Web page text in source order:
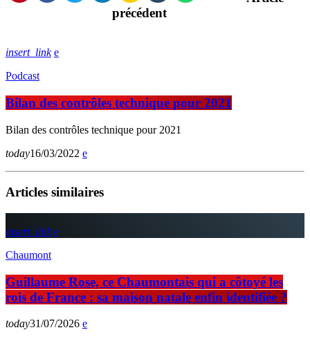
précédent
insert_link
Podcast
Bilan des contrôles technique pour 2021
Bilan des contrôles technique pour 2021
today16/03/2022
Articles similaires
insert_link
Chaumont
Guillaume Rose, ce Chaumontais qui a côtoyé les
rois de France : sa maison natale enfin identifiée ?
today31/07/2026